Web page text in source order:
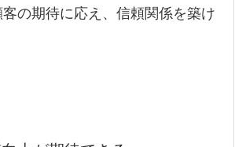
の期待に応え、信頼関係を築け